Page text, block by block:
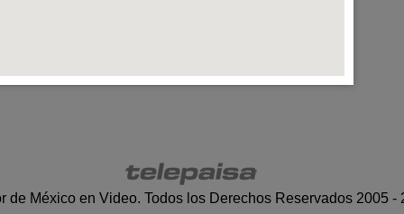
de México en Video. Todos los Derechos Reservados 2005 -